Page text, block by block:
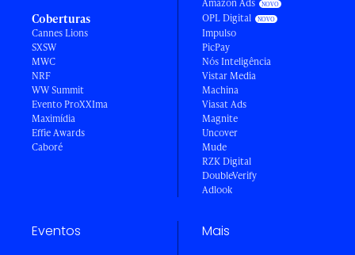
Coberturas
Cannes Lions
SXSW
MWC
NRF
WW Summit
Evento ProXXIma
Maximídia
Effie Awards
Caboré
OPL Digital
Impulso
PicPay
Nós Inteligência
Vistar Media
Machina
Viasat Ads
Magnite
Uncover
Mude
RZK Digital
DoubleVerify
Adlook
Eventos Mais